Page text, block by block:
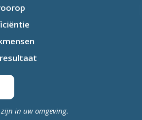
in uw omgeving.